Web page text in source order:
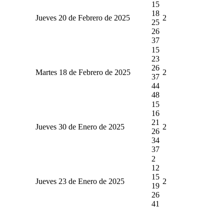
Jueves 20 de Febrero de 2025
15
18
25
26
37
2
Martes 18 de Febrero de 2025
15
23
26
37
44
48
2
Jueves 30 de Enero de 2025
15
16
21
26
34
37
2
Jueves 23 de Enero de 2025
2
12
15
19
26
41
2